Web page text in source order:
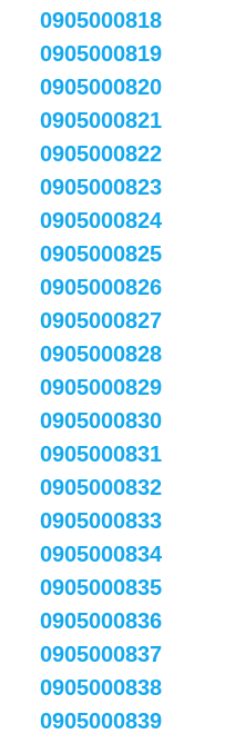
0905000818
0905000819
0905000820
0905000821
0905000822
0905000823
0905000824
0905000825
0905000826
0905000827
0905000828
0905000829
0905000830
0905000831
0905000832
0905000833
0905000834
0905000835
0905000836
0905000837
0905000838
0905000839